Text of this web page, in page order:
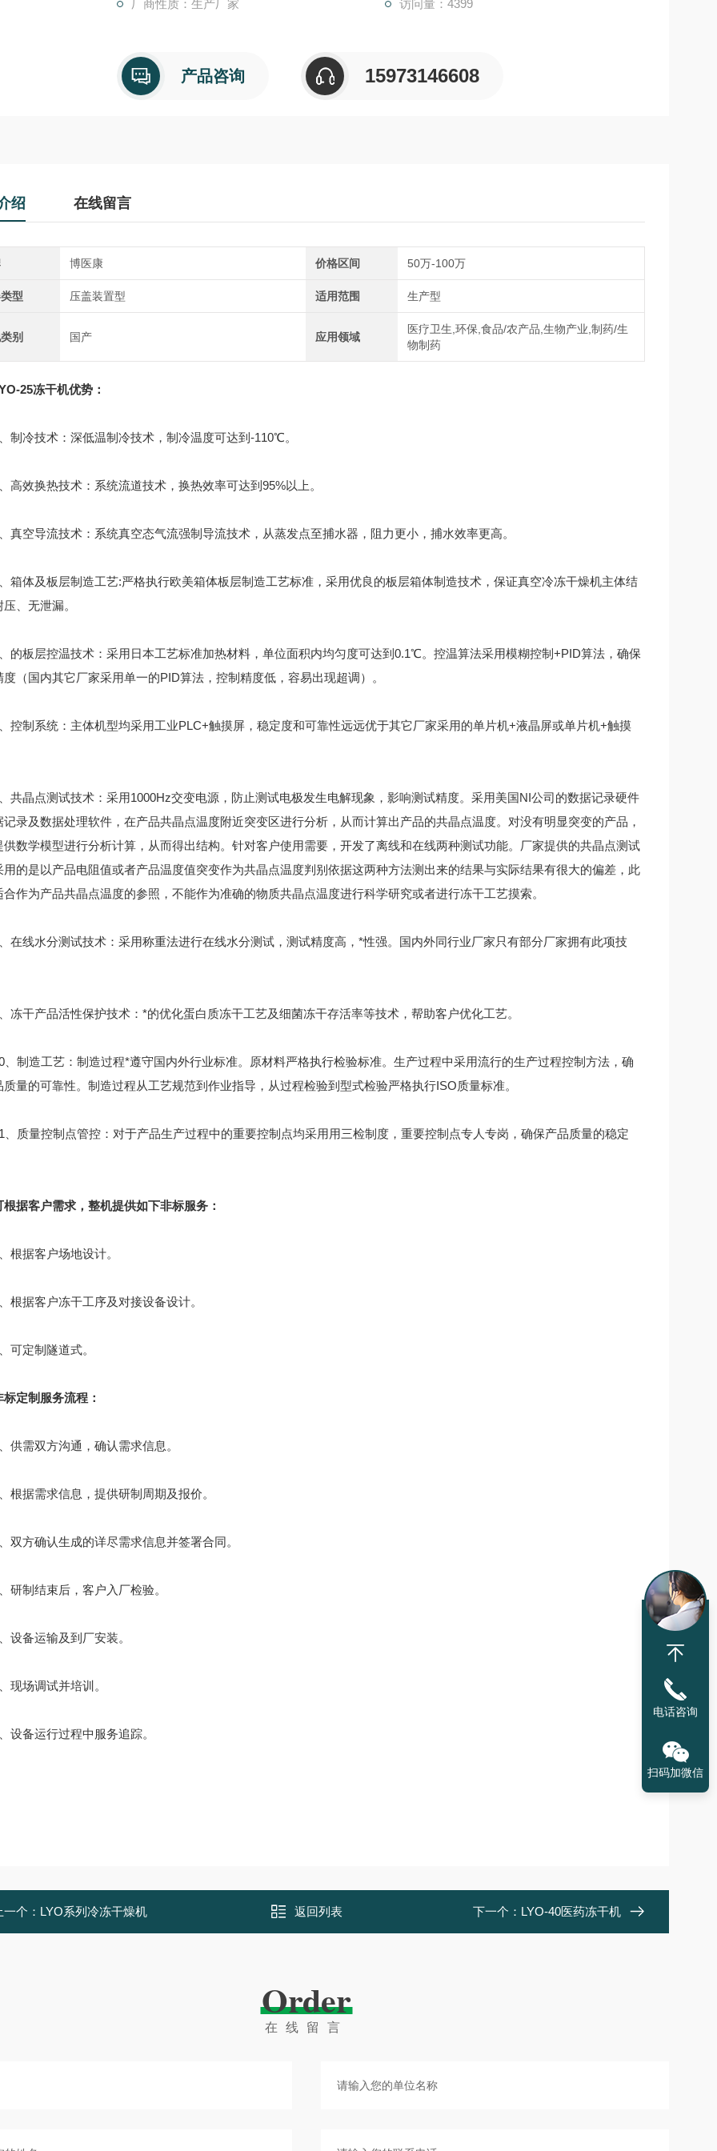
厂商性质：生产厂家 访问量：4399
产品咨询 15973146608
绍 在线留言
博医康 价格区间 50万-100万
型 压盖装置型 适用范围 生产型
别 国产 应用领域
医疗卫生,环保,食品/农产品,生物产业,制药/生
物制药
25冻干机优势：
冷技术：深低温制冷技术，制冷温度可达到-110℃。
效换热技术：系统流道技术，换热效率可达到95%以上。
空导流技术：系统真空态气流强制导流技术，从蒸发点至捕水器，阻力更小，捕水效率更高。
体及板层制造工艺:严格执行欧美箱体板层制造工艺标准，采用优良的板层箱体制造技术，保证真空冷冻干燥机主体结
、无泄漏。
板层控温技术：采用日本工艺标准加热材料，单位面积内均匀度可达到0.1℃。控温算法采用模糊控制+PID算法，确保
度（国内其它厂家采用单一的PID算法，控制精度低，容易出现超调）。
制系统：主体机型均采用工业PLC+触摸屏，稳定度和可靠性远远优于其它厂家采用的单片机+液晶屏或单片机+触摸
晶点测试技术：采用1000Hz交变电源，防止测试电极发生电解现象，影响测试精度。采用美国NI公司的数据记录硬件
记录及数据处理软件，在产品共晶点温度附近突变区进行分析，从而计算出产品的共晶点温度。对没有明显突变的产品，
供数学模型进行分析计算，从而得出结构。针对客户使用需要，开发了离线和在线两种测试功能。厂家提供的共晶点测试
用的是以产品电阻值或者产品温度值突变作为共晶点温度判别依据这两种方法测出来的结果与实际结果有很大的偏差，此
合作为产品共晶点温度的参照，不能作为准确的物质共晶点温度进行科学研究或者进行冻干工艺摸索。
线水分测试技术：采用称重法进行在线水分测试，测试精度高，*性强。国内外同行业厂家只有部分厂家拥有此项技
干产品活性保护技术：*的优化蛋白质冻干工艺及细菌冻干存活率等技术，帮助客户优化工艺。
造工艺：制造过程*遵守国内外行业标准。原材料严格执行检验标准。生产过程中采用流行的生产过程控制方法，确
质量的可靠性。制造过程从工艺规范到作业指导，从过程检验到型式检验严格执行ISO质量标准。
量控制点管控：对于产品生产过程中的重要控制点均采用用三检制度，重要控制点专人专岗，确保产品质量的稳定
根据客户需求，整机提供如下非标服务：
据客户场地设计。
据客户冻干工序及对接设备设计。
定制隧道式。
标定制服务流程：
需双方沟通，确认需求信息。
据需求信息，提供研制周期及报价。
方确认生成的详尽需求信息并签署合同。
制结束后，客户入厂检验。
备运输及到厂安装。
场调试并培训。
备运行过程中服务追踪。
一个： LYO系列冷冻干燥机 返回列表 下一个： LYO-40医药冻干机
Order
在线留言
电话咨询
扫码加微信